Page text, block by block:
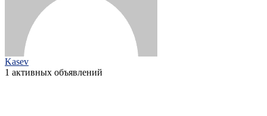
Kasev
1 активных объявлений